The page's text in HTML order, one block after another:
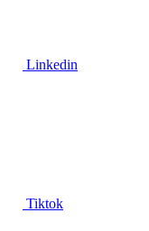
Linkedin
Tiktok